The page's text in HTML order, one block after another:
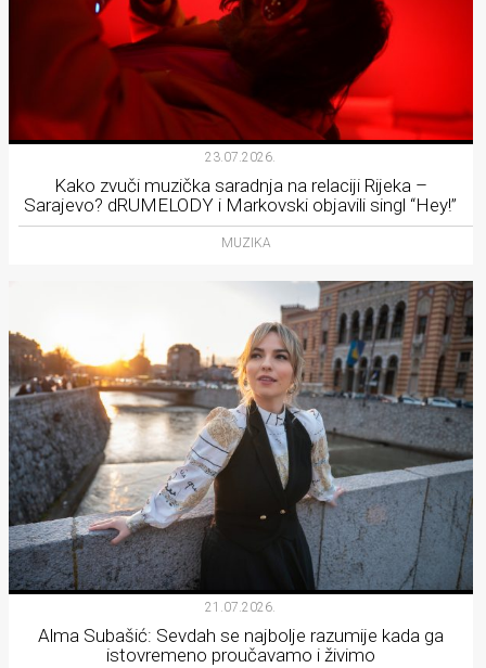
23.07.2026.
Kako zvuči muzička saradnja na relaciji Rijeka –
Sarajevo? dRUMELODY i Markovski objavili singl “Hey!”
MUZIKA
21.07.2026.
Alma Subašić: Sevdah se najbolje razumije kada ga
istovremeno proučavamo i živimo